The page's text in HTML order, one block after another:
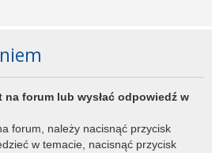
forum lub wysłać odpowiedź w
forum, należy nacisnąć przycisk
w temacie, nacisnąć przycisk